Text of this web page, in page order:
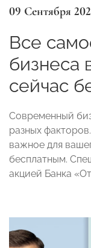
09 Сентября
Все
бизнеса
сейчас
Современный
разных
важное для
бесплатным.
акцией Банка